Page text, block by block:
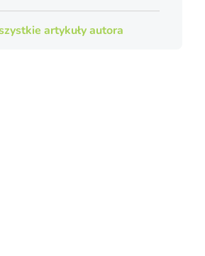
artykuły autora